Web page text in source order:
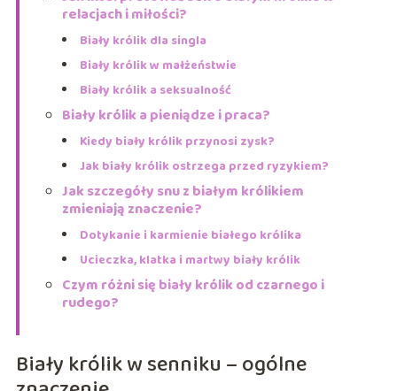
relacjach i miłości?
Biały królik dla singla
Biały królik w małżeństwie
Biały królik a seksualność
Biały królik a pieniądze i praca?
Kiedy biały królik przynosi zysk?
Jak biały królik ostrzega przed ryzykiem?
Jak szczegóły snu z białym królikiem
zmieniają znaczenie?
Dotykanie i karmienie białego królika
Ucieczka, klatka i martwy biały królik
Czym różni się biały królik od czarnego i
rudego?
Biały królik w senniku – ogólne